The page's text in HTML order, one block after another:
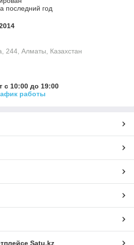
последний год
244, Алматы, Казахстан
с 10:00 до 19:00
работы
Satu.kz